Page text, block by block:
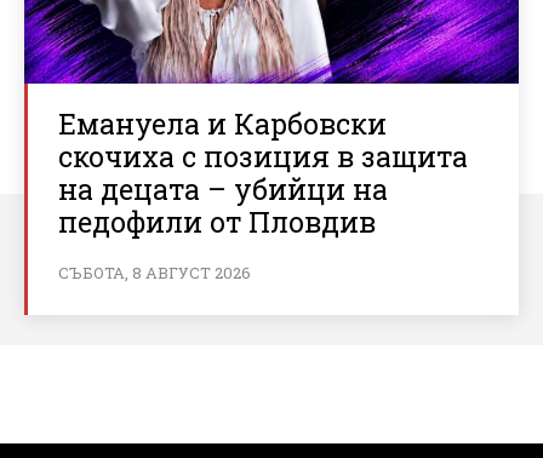
Емануела и Карбовски
скочиха с позиция в защита
на децата – убийци на
педофили от Пловдив
СЪБОТА, 8 АВГУСТ 2026